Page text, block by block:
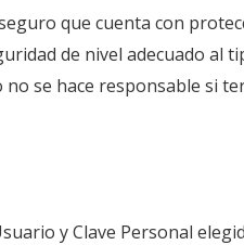
que cuenta con
de nivel adecuado al
se hace responsable si
y Clave Personal